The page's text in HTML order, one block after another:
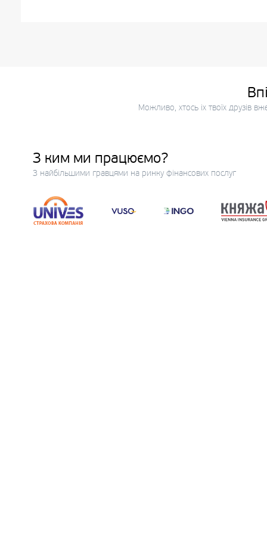
Можливо, хтось іх твоїх друзів
З ким ми працюємо?
З найбільшими гравцями на ринку фінансових послуг